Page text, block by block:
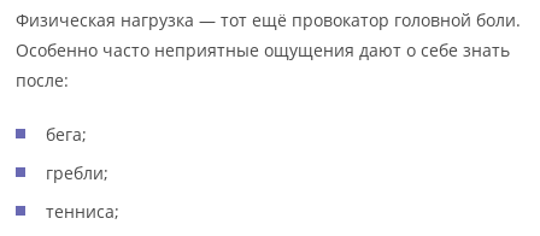
Физическая нагрузка — тот ещё провокатор головной боли.
Особенно часто неприятные ощущения дают о себе знать
после:
бега;
гребли;
тенниса;